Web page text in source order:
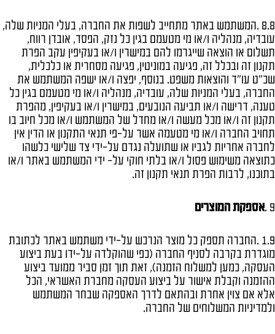
8.8 .המשתמש באתר מתחייב לשפות את החברה, בעלי המניות שלה,
עובדיה, מנהליה ו/או מי מטעמם בגין כל נזק, הפסד, אובדן רווח,
תשלום או הוצאה שייגרמו להם במישרין ו/או בעקיפין עקב הפרת
תקנון זה ובכלל זה, פגיעה במוניטין, פגיעה מסחרית או כלכלית,
שכ"ט עו"ד והוצאות משפט. בנוסף, יפצה ו/או ישפה המשתמש את
החברה, בעלי המניות שלה, עובדיה, מנהליה ו/או מי מטעמם בגין כל
טענה, דרישה ו/או תביעה הנובעים, במישרין ו/או בעקיפין, מהפרת
תקנון זה ו/או מכל מעשה ו/או מחדל של המשתמש ו/או מכל חיוב בו
תחויב החברה ו/או מי מטעמה אשר על-פי תנאי התקנון או הדין אין
לחברה אחריות לגביו או שתועלה נגדם על-ידי צד שלישי כלשהו
כתוצאה משימוש פסול ו/או בלתי חוקי על- ידי המשתמש באתר ו/או
בתוכנו, לרבות הפרת תנאי תקנון זה.
9 . אספקת המוצרים
1.9 .החברה תספק כל מוצר הנרכש על-ידי משתמש באתר לכתובת
מוגדרת בקרבה לסניף החברה (כפי שהוקלדה על-ידו בעת ביצוע
העסקה, כמען למשלוח הזמנה), זאת תוך זמן סביר ממועד ביצוע
ההזמנה וקבלת אישור על ביצוע העסקה מחברת האשראי, הכל
אלא אם צוין אחרת ובהתאם לדרך האספקה שבחר המשתמש
ולמדיניות המשלוחים של החברה.